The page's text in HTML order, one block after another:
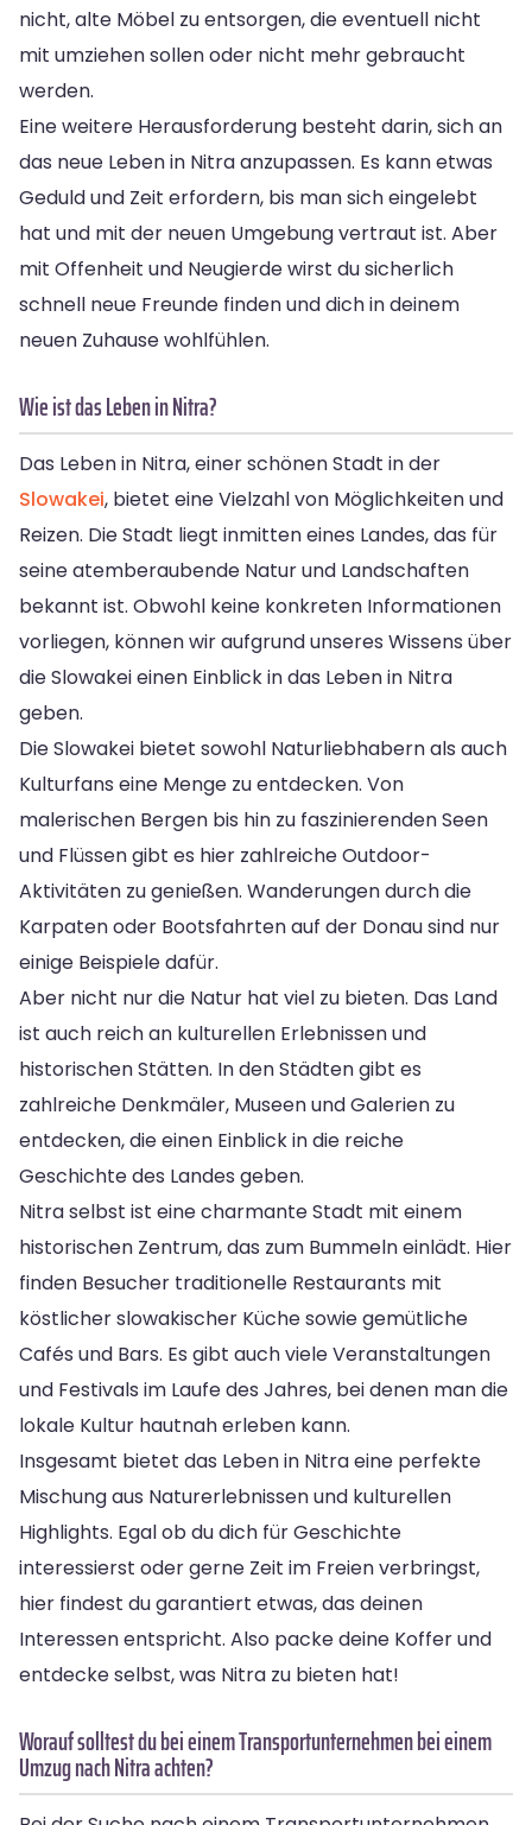
nicht, alte Möbel zu entsorgen, die eventuell nicht
mit umziehen sollen oder nicht mehr gebraucht
werden.
Eine weitere Herausforderung besteht darin, sich an
das neue Leben in Nitra anzupassen. Es kann etwas
Geduld und Zeit erfordern, bis man sich eingelebt
hat und mit der neuen Umgebung vertraut ist. Aber
mit Offenheit und Neugierde wirst du sicherlich
schnell neue Freunde finden und dich in deinem
neuen Zuhause wohlfühlen.
Wie ist das Leben in Nitra?
Das Leben in Nitra, einer schönen Stadt in der
Slowakei, bietet eine Vielzahl von Möglichkeiten und
Reizen. Die Stadt liegt inmitten eines Landes, das für
seine atemberaubende Natur und Landschaften
bekannt ist. Obwohl keine konkreten Informationen
vorliegen, können wir aufgrund unseres Wissens über
die Slowakei einen Einblick in das Leben in Nitra
geben.
Die Slowakei bietet sowohl Naturliebhabern als auch
Kulturfans eine Menge zu entdecken. Von
malerischen Bergen bis hin zu faszinierenden Seen
und Flüssen gibt es hier zahlreiche Outdoor-
Aktivitäten zu genießen. Wanderungen durch die
Karpaten oder Bootsfahrten auf der Donau sind nur
einige Beispiele dafür.
Aber nicht nur die Natur hat viel zu bieten. Das Land
ist auch reich an kulturellen Erlebnissen und
historischen Stätten. In den Städten gibt es
zahlreiche Denkmäler, Museen und Galerien zu
entdecken, die einen Einblick in die reiche
Geschichte des Landes geben.
Nitra selbst ist eine charmante Stadt mit einem
historischen Zentrum, das zum Bummeln einlädt. Hier
finden Besucher traditionelle Restaurants mit
köstlicher slowakischer Küche sowie gemütliche
Cafés und Bars. Es gibt auch viele Veranstaltungen
und Festivals im Laufe des Jahres, bei denen man die
lokale Kultur hautnah erleben kann.
Insgesamt bietet das Leben in Nitra eine perfekte
Mischung aus Naturerlebnissen und kulturellen
Highlights. Egal ob du dich für Geschichte
interessierst oder gerne Zeit im Freien verbringst,
hier findest du garantiert etwas, das deinen
Interessen entspricht. Also packe deine Koffer und
entdecke selbst, was Nitra zu bieten hat!
Worauf solltest du bei einem Transportunternehmen bei einem
Umzug nach Nitra achten?